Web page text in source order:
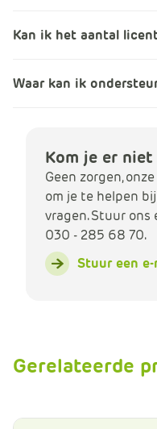
Kan ik het aantal
Waar kan ik
Kom je er
Geen zorgen,
om je te helpen
vragen. Stuur ons
030 - 285 68 70.
Stuur een
Gerelateerde